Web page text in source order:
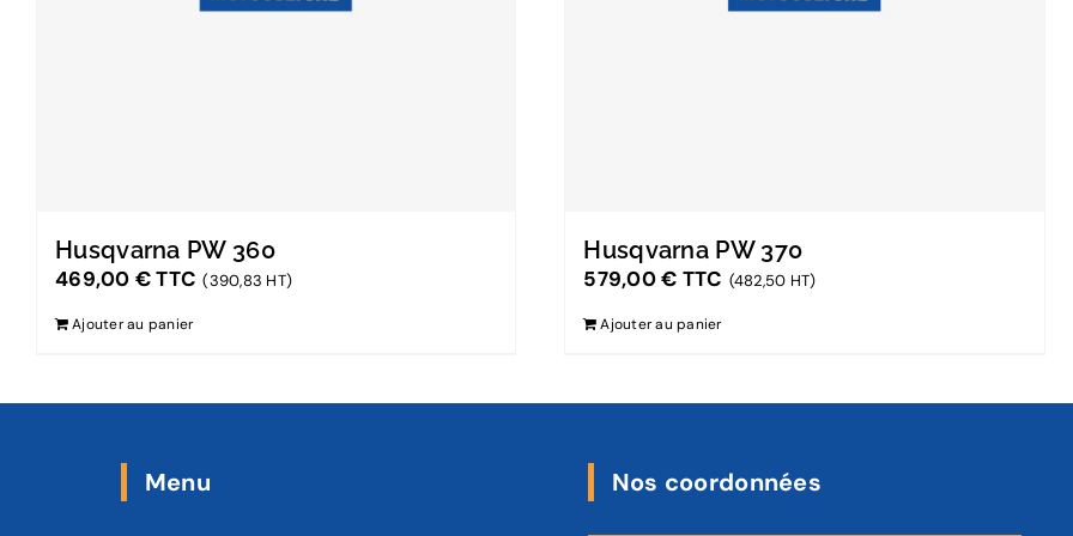
Husqvarna PW 360
469,00 €TTC (390,83 HT)
Ajouter au panier
Husqvarna PW 370
579,00€ TTC (482,50 HT)
Ajouter au panier
Menu Nos coordonnées